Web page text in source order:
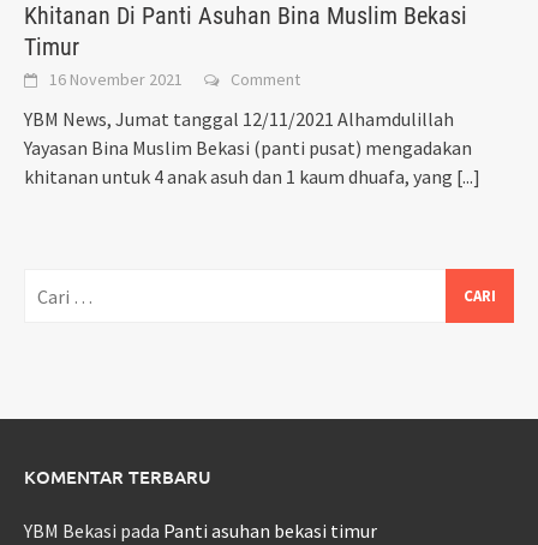
Khitanan Di Panti Asuhan Bina Muslim Bekasi
Timur
16 November 2021 Comment
YBM News, Jumat tanggal 12/11/2021 Alhamdulillah
Yayasan Bina Muslim Bekasi (panti pusat) mengadakan
khitanan untuk 4 anak asuh dan 1 kaum dhuafa, yang [...]
untuk:
KOMENTAR TERBARU
YBM Bekasi pada Panti asuhan bekasi timur